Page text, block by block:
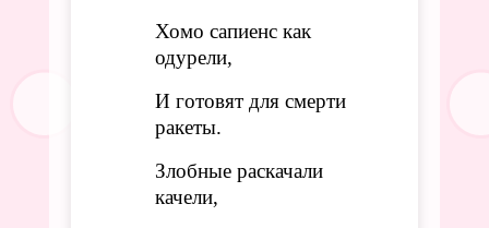
Хомо сапиенс как
одурели,
И готовят для смерти
ракеты.
Злобные раскачали
качели,